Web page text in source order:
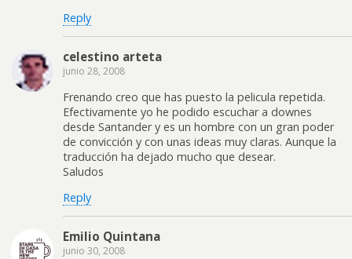
Reply
celestino arteta
junio 28, 2008
Frenando creo que has puesto la pelicula repetida.
Efectivamente yo he podido escuchar a downes
desde Santander y es un hombre con un gran poder
de convicción y con unas ideas muy claras. Aunque la
traducción ha dejado mucho que desear.
Saludos
Reply
Emilio Quintana
junio 30, 2008